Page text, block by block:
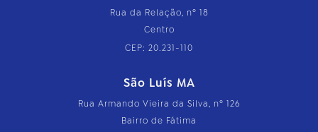
Rua da Relação, nº 18
Centro
CEP: 20.231-110
São Luís MA
Rua Armando Vieira da Silva, nº 126
Bairro de Fátima